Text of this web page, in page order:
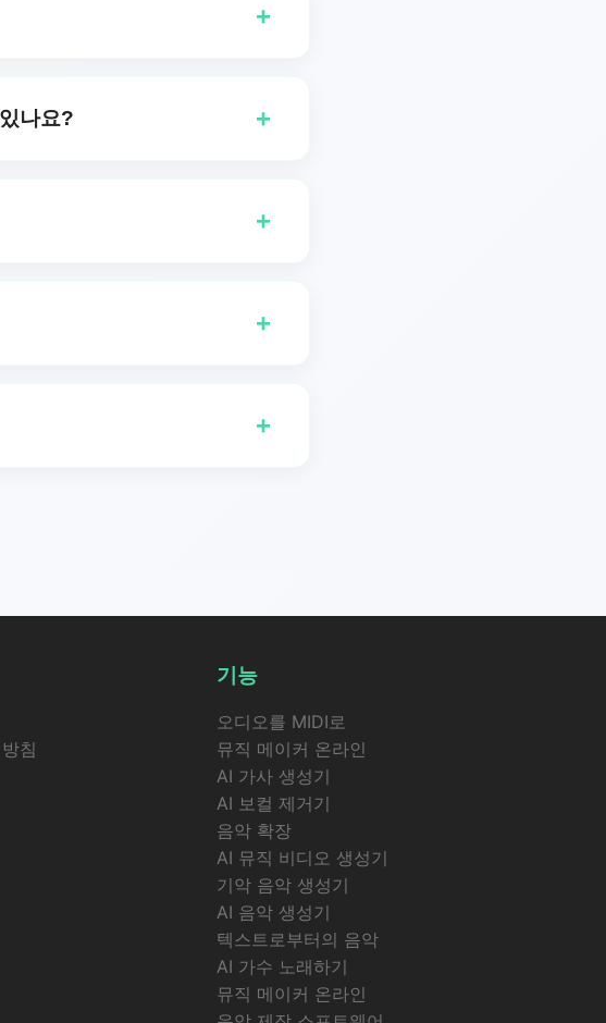
+
나요? +
+
. 선호하는 언어로 자유롭게 탐색하고
+
+
침
기능
오디오를 MIDI로
뮤직 메이커 온라인
AI 가사 생성기
AI 보컬 제거기
음악 확장
AI 뮤직 비디오 생성기
기악 음악 생성기
AI 음악 생성기
텍스트로부터의 음악
AI 가수 노래하기
뮤직 메이커 온라인